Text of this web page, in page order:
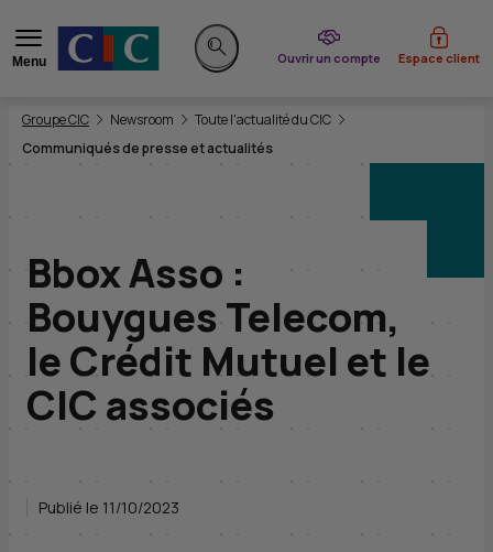
Menu
Rechercher sur le site
Ouvrir un compte
du CIC Espace client
Vous êtes ici:
Groupe CIC Newsroom
Toute l'actualité du CIC
Communiqués de presse et actualités
Bbox Asso :
Bouygues Telecom,
le Crédit Mutuel et le
CIC associés
Publié le 11/10/2023